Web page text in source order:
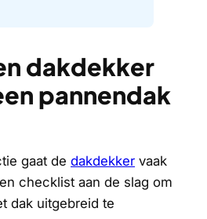
dakdekker
pannendak
gaat de dakdekker vaak
checklist aan de slag om
dak uitgebreid te